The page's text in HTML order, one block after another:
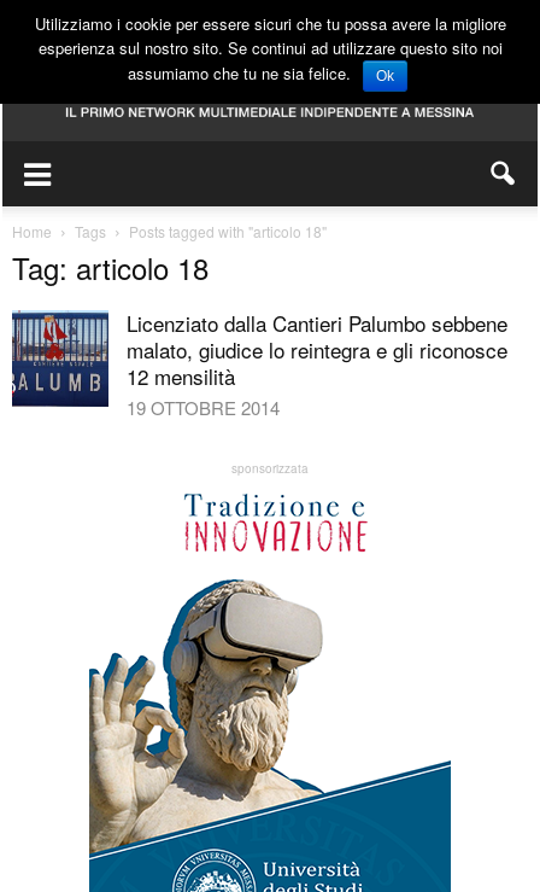
Home Tags Posts tagged with "articolo 18"
Tag: articolo 18
Licenziato dalla Cantieri Palumbo sebbene
malato, giudice lo reintegra e gli riconosce
12 mensilità
19 OTTOBRE 2014
sponsorizzata
Utilizziamo i cookie per essere sicuri che tu possa avere la migliore
esperienza sul nostro sito. Se continui ad utilizzare questo sito noi
assumiamo che tu ne sia felice.
Ok